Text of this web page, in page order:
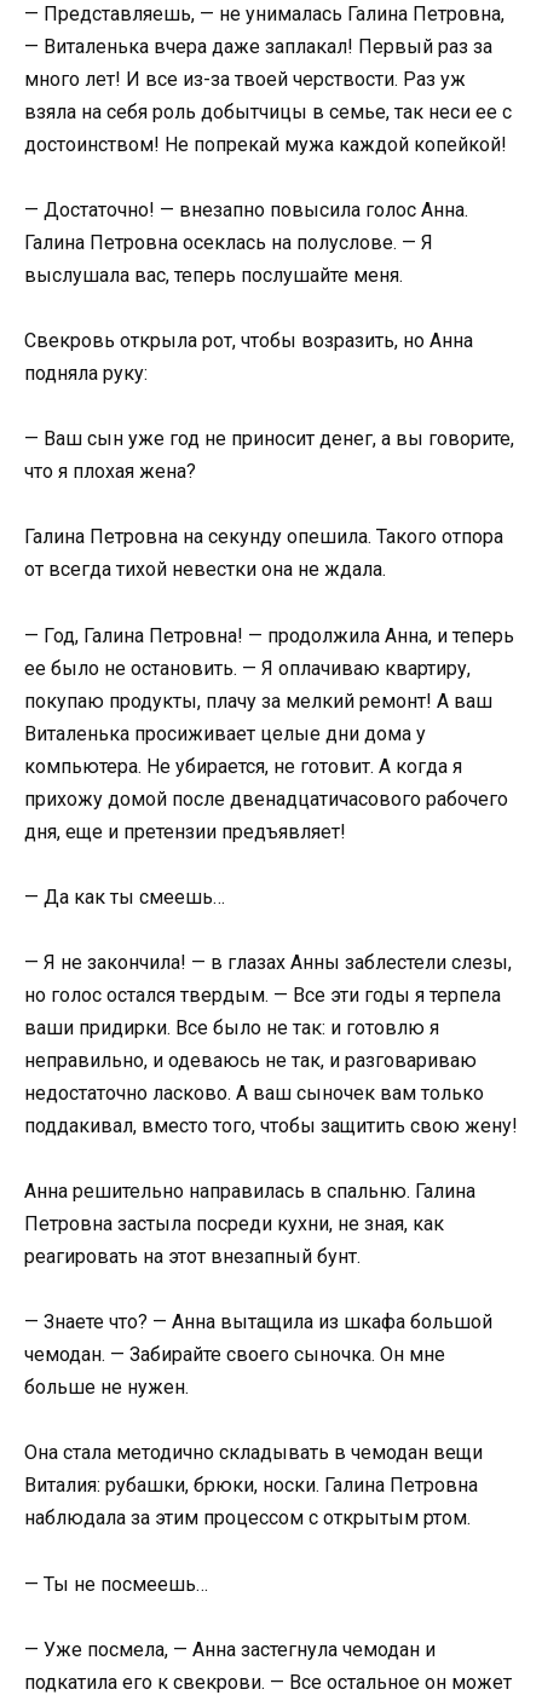
— Представляешь, — не унималась Галина Петровна,
— Виталенька вчера даже заплакал! Первый раз за
много лет! И все из-за твоей черствости. Раз уж
взяла на себя роль добытчицы в семье, так неси ее с
достоинством! Не попрекай мужа каждой копейкой!
— Достаточно! — внезапно повысила голос Анна.
Галина Петровна осеклась на полуслове. — Я
выслушала вас, теперь послушайте меня.
Свекровь открыла рот, чтобы возразить, но Анна
подняла руку:
— Ваш сын уже год не приносит денег, а вы говорите,
что я плохая жена?
Галина Петровна на секунду опешила. Такого отпора
от всегда тихой невестки она не ждала.
— Год, Галина Петровна! — продолжила Анна, и теперь
ее было не остановить. — Я оплачиваю квартиру,
покупаю продукты, плачу за мелкий ремонт! А ваш
Виталенька просиживает целые дни дома у
компьютера. Не убирается, не готовит. А когда я
прихожу домой после двенадцатичасового рабочего
дня, еще и претензии предъявляет!
— Да как ты смеешь…
— Я не закончила! — в глазах Анны заблестели слезы,
но голос остался твердым. — Все эти годы я терпела
ваши придирки. Все было не так: и готовлю я
неправильно, и одеваюсь не так, и разговариваю
недостаточно ласково. А ваш сыночек вам только
поддакивал, вместо того, чтобы защитить свою жену!
Анна решительно направилась в спальню. Галина
Петровна застыла посреди кухни, не зная, как
реагировать на этот внезапный бунт.
— Знаете что? — Анна вытащила из шкафа большой
чемодан. — Забирайте своего сыночка. Он мне
больше не нужен.
Она стала методично складывать в чемодан вещи
Виталия: рубашки, брюки, носки. Галина Петровна
наблюдала за этим процессом с открытым ртом.
— Ты не посмеешь…
— Уже посмела, — Анна застегнула чемодан и
подкатила его к свекрови. — Все остальное он может